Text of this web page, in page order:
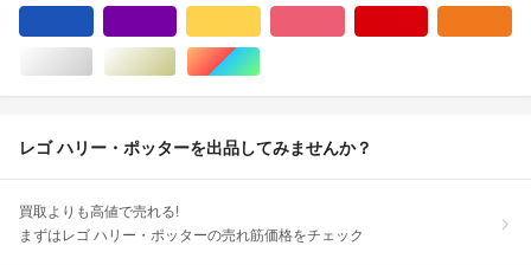
シルバー/銀色系ゴールド/金色系マルチカラー
レゴ ハリー・ポッターを出品してみませんか？
買取よりも高値で売れる!
まずはレゴ ハリー・ポッターの売れ筋価格をチェック